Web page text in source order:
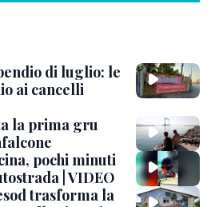
di luglio: le
ai cancelli
la prima gru
pochi minuti
| VIDEO
trasforma la